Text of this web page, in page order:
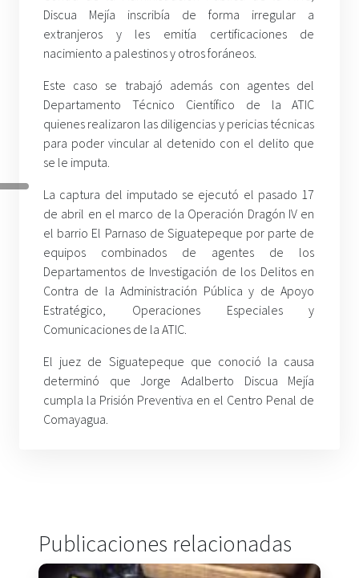
Discua Mejía inscribía de forma irregular a
extranjeros y les emitía certificaciones de
nacimiento a palestinos y otros foráneos.
Este caso se trabajó además con agentes del
Departamento Técnico Científico de la ATIC
quienes realizaron las diligencias y pericias técnicas
para poder vincular al detenido con el delito que
se le imputa.
La captura del imputado se ejecutó el pasado 17
de abril en el marco de la Operación Dragón IV en
el barrio El Parnaso de Siguatepeque por parte de
equipos combinados de agentes de los
Departamentos de Investigación de los Delitos en
Contra de la Administración Pública y de Apoyo
Estratégico, Operaciones Especiales y
Comunicaciones de la ATIC.
El juez de Siguatepeque que conoció la causa
determinó que Jorge Adalberto Discua Mejía
cumpla la Prisión Preventiva en el Centro Penal de
Comayagua.
Publicaciones relacionadas